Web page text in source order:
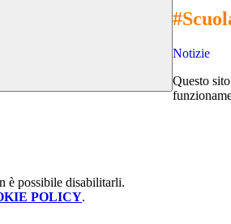
Notizie
Questo
è possibile disabilitarli.
POLICY.